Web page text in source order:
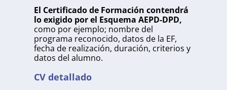
El Certificado de Formación contendrá
lo exigido por el Esquema AEPD-DPD,
como por ejemplo; nombre del
programa reconocido, datos de la EF,
fecha de realización, duración, criterios y
datos del alumno.
CV detallado